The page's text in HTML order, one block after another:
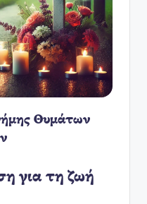
Θυμάτων
για τη ζωή